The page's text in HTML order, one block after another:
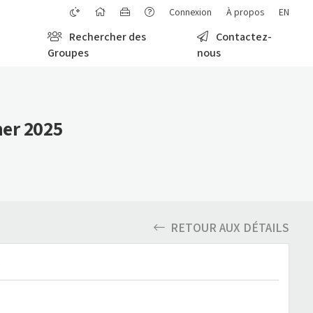
Connexion À propos EN
Rechercher des
Groupes
Contactez-
nous
2025
RETOUR AUX DÉTAILS